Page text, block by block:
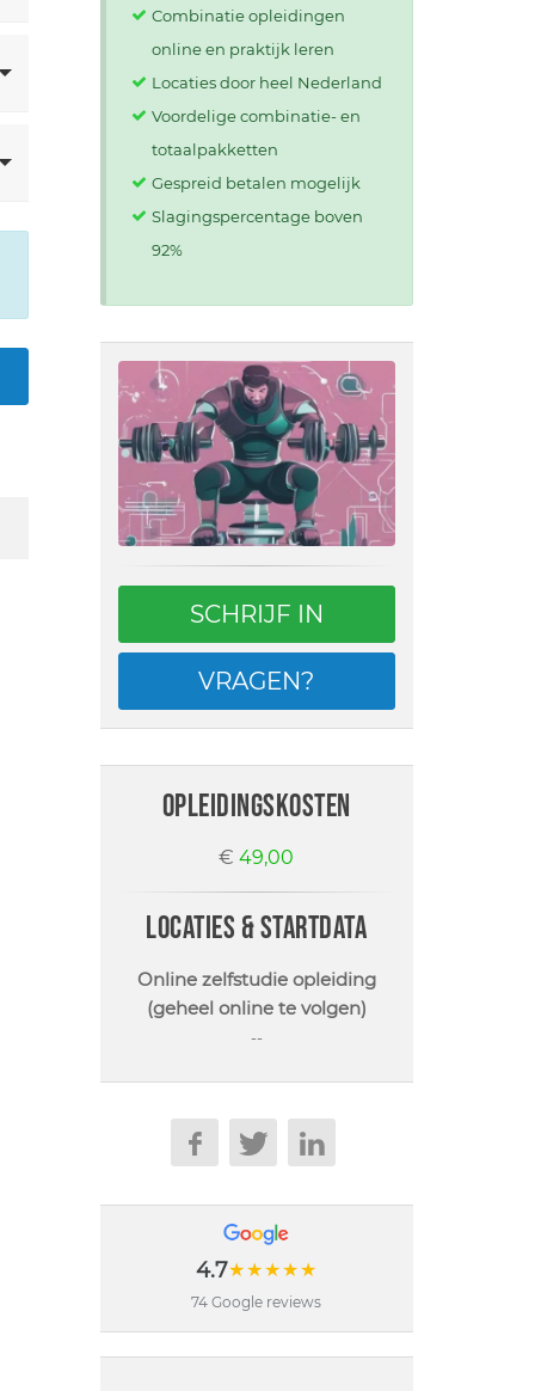
Combinatie opleidingen
online en praktijk leren
Locaties door heel Nederland
Voordelige combinatie- en
totaalpakketten
Gespreid betalen mogelijk
Slagingspercentage boven
92%
SCHRIJF IN
VRAGEN?
opleidingskosten
€49,00
locaties & startdata
Online zelfstudie opleiding
(geheel online te volgen)
--
4.7★★★★★
74 Google reviews